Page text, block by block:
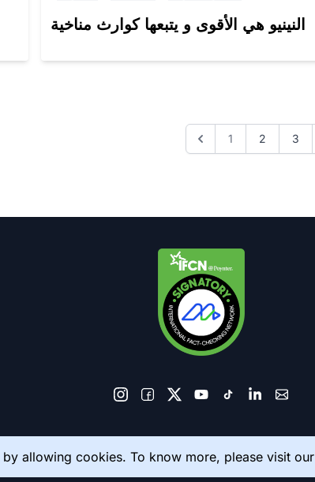
النينيو هي الأقوى و يتبعها كوارث مناخية
1 2 3
allowing cookies. To know more, please visit